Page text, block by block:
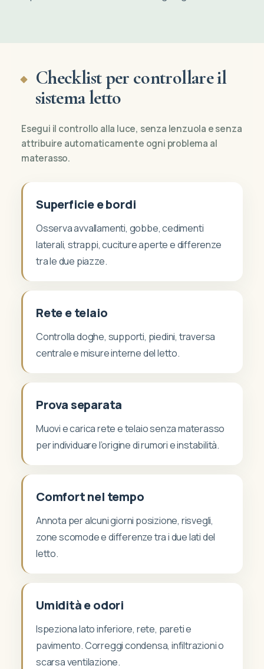
Checklist per controllare il
sistema letto
Esegui il controllo alla luce, senza lenzuola e senza
attribuire automaticamente ogni problema al
materasso.
Superficie e bordi
Osserva avvallamenti, gobbe, cedimenti
laterali, strappi, cuciture aperte e differenze
tra le due piazze.
Rete e telaio
Controlla doghe, supporti, piedini, traversa
centrale e misure interne del letto.
Prova separata
Muovi e carica rete e telaio senza materasso
per individuare l’origine di rumori e instabilità.
Comfort nel tempo
Annota per alcuni giorni posizione, risvegli,
zone scomode e differenze tra i due lati del
letto.
Umidità e odori
Ispeziona lato inferiore, rete, pareti e
pavimento. Correggi condensa, infiltrazioni o
scarsa ventilazione.